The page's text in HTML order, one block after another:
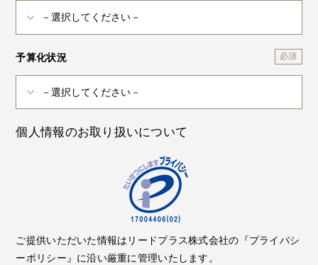
予算化状況
個人情報のお取り扱いについて
ご提供いただいた情報はリードプラス株式会社の『プライバシ
ーポリシー』に沿い厳重に管理いたします。